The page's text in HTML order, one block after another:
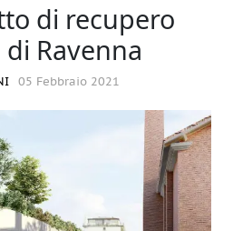
di recupero
Ravenna
05 Febbraio 2021